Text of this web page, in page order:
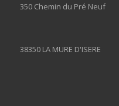
350 Chemin du Pré Neuf
38350 LA MURE D'ISERE